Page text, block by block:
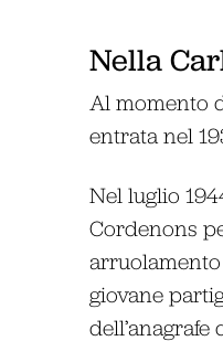
Nella
Al momento
entrata nel
Nel luglio
Cordenons
giovane